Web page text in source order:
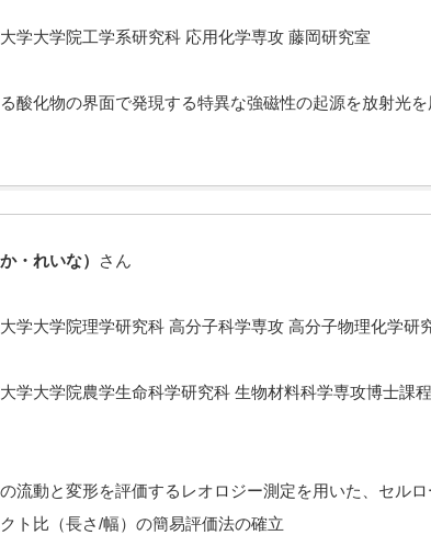
学大学院工学系研究科 応用化学専攻 藤岡研究室
酸化物の界面で発現する特異な強磁性の起源を放射光
・れいな） さん
学大学院理学研究科 高分子科学専攻 高分子物理化学研
学大学院農学生命科学研究科 生物材料科学専攻博士課
流動と変形を評価するレオロジー測定を用いた、セル
ト比（長さ/幅）の簡易評価法の確立